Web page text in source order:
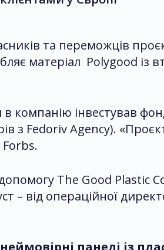
та переможців
матеріал Polygood із
в компанію інвестував
з Fedoriv Agency).
Forbs.
The Good Plastic
– від операційної
панелі із